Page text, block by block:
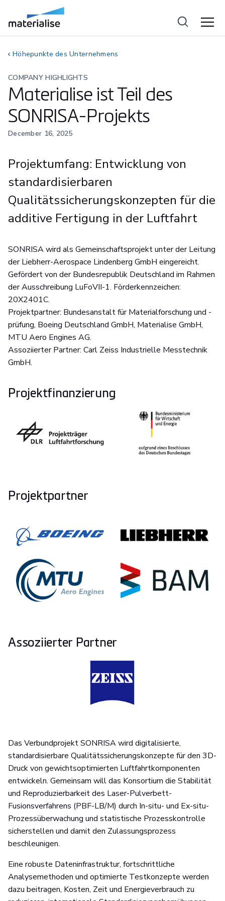
Höhepunkte des Unternehmens
COMPANY HIGHLIGHTS
Materialise ist Teil des
SONRISA-Projekts
December 16, 2025
Projektumfang: Entwicklung von
standardisierbaren
Qualitätssicherungskonzepten für die
additive Fertigung in der Luftfahrt
SONRISA wird als Gemeinschaftsprojekt unter der Leitung
der Liebherr-Aerospace Lindenberg GmbH eingereicht.
Gefördert von der Bundesrepublik Deutschland im Rahmen
der Ausschreibung LuFoVII-1. Förderkennzeichen:
20X2401C.
Projektpartner: Bundesanstalt für Materialforschung und -
prüfung, Boeing Deutschland GmbH, Materialise GmbH,
MTU Aero Engines AG.
Assoziierter Partner: Carl Zeiss Industrielle Messtechnik
GmbH.
Projektfinanzierung
Projektpartner
Assoziierter Partner
Das Verbundprojekt SONRISA wird digitalisierte,
standardisierbare Qualitätssicherungskonzepte für den 3D-
Druck von gewichtsoptimierten Luftfahrtkomponenten
entwickeln. Gemeinsam will das Konsortium die Stabilität
und Reproduzierbarkeit des Laser-Pulverbett-
Fusionsverfahrens (PBF-LB/M) durch In-situ- und Ex-situ-
Prozessüberwachung und statistische Prozesskontrolle
sicherstellen und damit den Zulassungsprozess
beschleunigen.
Eine robuste Dateninfrastruktur, fortschrittliche
Analysemethoden und optimierte Testkonzepte werden
dazu beitragen, Kosten, Zeit und Energieverbrauch zu